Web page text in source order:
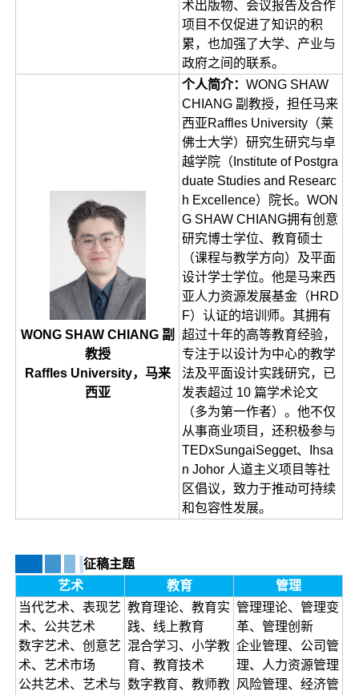
术出版物、会议报告及合作
项目不仅促进了知识的积
累，也加强了大学、产业与
政府之间的联系。
WONG SHAW CHIANG 副
教授
Raffles University，马来
西亚
个人简介：WONG SHAW
CHIANG 副教授，担任马来
西亚‌Raffles University‌（莱
佛士大学）研究生研究与卓
越学院（Institute of Postgra
duate Studies and Researc
h Excellence）‌院长‌。WON
G SHAW CHIANG拥有‌创意
研究博士学位‌、教育硕士
（课程与教学方向）及平面
设计学士学位。他是马来西
亚人力资源发展基金（HRD
F）认证的培训师。其拥有
超过十年的高等教育经验，
专注于‌以设计为中心的教学
法‌及平面设计实践研究，已
发表超过 10 篇学术论文
（多为第一作者）。他不仅
从事商业项目，还积极参与
TEDxSungaiSegget、Ihsa
n Johor 人道主义项目等社
区倡议，致力于推动可持续
和包容性发展。
征稿主题
艺术
教育
管理
当代艺术、表现艺
术、公共艺术
数字艺术、创意艺
术、艺术市场
公共艺术、艺术与
教育理论、教育实
践、线上教育
混合学习、小学教
育、教育技术
数字教育、教师教
管理理论、管理变
革、管理创新
企业管理、公司管
理、人力资源管理
风险管理、经济管